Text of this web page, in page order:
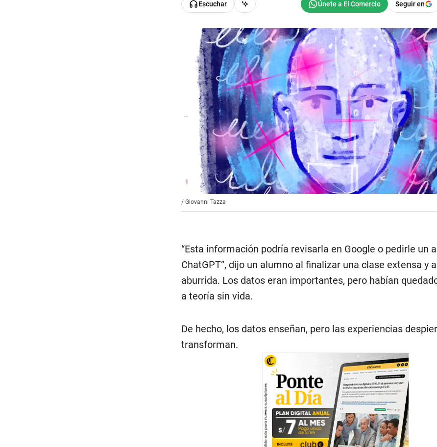
Escuchar Seguir en
/ Giovanni Tazza
“Esta información podría revisarla en Google o pedirle un
ChatGPT”, dijo un alumno al finalizar una clase extensa y
aburrida. Los datos eran importantes, pero habían
a teoría sin vida.
De hecho, los datos enseñan, pero las experiencias
transforman.